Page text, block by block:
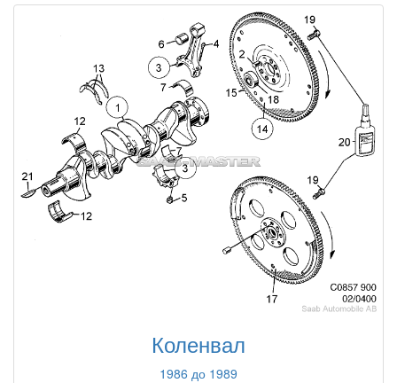
Коленвал
1986 до 1989